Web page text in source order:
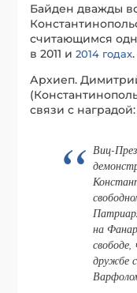
Байден дважды
считающимся
в 2011 и2014 годах.
Архиеп.
связи с наградой:
Виц-
на
свободе,
дружбе